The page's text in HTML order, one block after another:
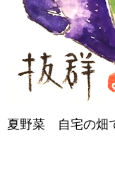
夏野菜 自宅の畑